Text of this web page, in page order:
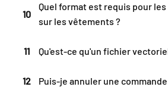
10
Quel format est requis pour
sur les vêtements ?
11 Qu'est-ce qu'un fichier
12 Puis-je annuler une commande